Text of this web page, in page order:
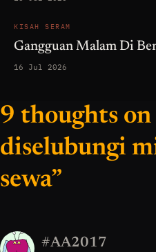
KISAH SERAM
Gangguan Malam Di
16 Jul 2026
9 thoughts
diselubungi
sewa”
#AA2017